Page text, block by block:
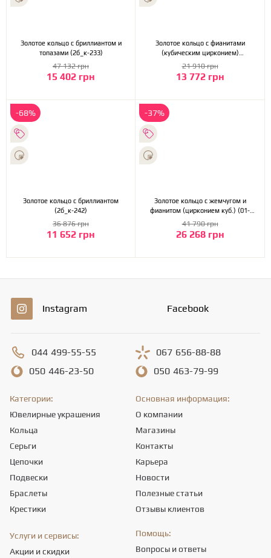
Золотое кольцо с бриллиантом и
топазами (2б_к-233)
15 402 грн
47 132 грн
Золотое кольцо с фианитами
(кубическим цирконием)
(2б_к-233)
13 772 грн
21 910 грн
-68%
Золотое кольцо с бриллиантом
(2б_к-242)
11 652 грн
36 876 грн
-37%
Золотое кольцо с жемчугом и
фианитом (цирконием куб.) (01-
18995725)
26 268 грн
41 790 грн
Instagram Facebook
044 499-55-55
050 446-23-50
067 656-88-88
050 463-79-99
Категории:
Ювелирные украшения
Кольца
Серьги
Цепочки
Подвески
Браслеты
Крестики
Основная информация:
О компании
Магазины
Контакты
Карьера
Новости
Полезные статьи
Отзывы клиентов
Услуги и сервисы:
Акции и скидки
Помощь:
Вопросы и ответы